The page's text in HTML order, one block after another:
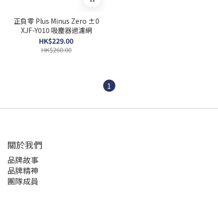
正負零 Plus Minus Zero ±0
XJF-Y010 吸塵器過濾網
HK$229.00
HK$260.00
1
關於我們
品牌故事
品牌精神
團隊成員